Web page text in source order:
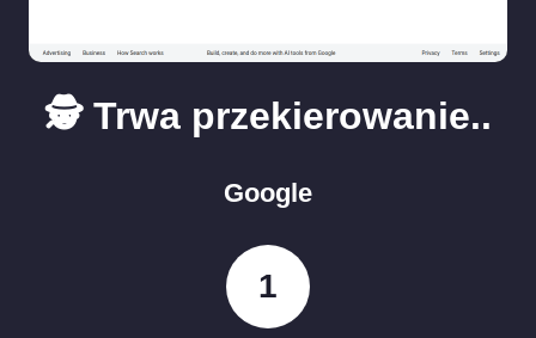
🕵️ Trwa przekierowanie..
Google
1